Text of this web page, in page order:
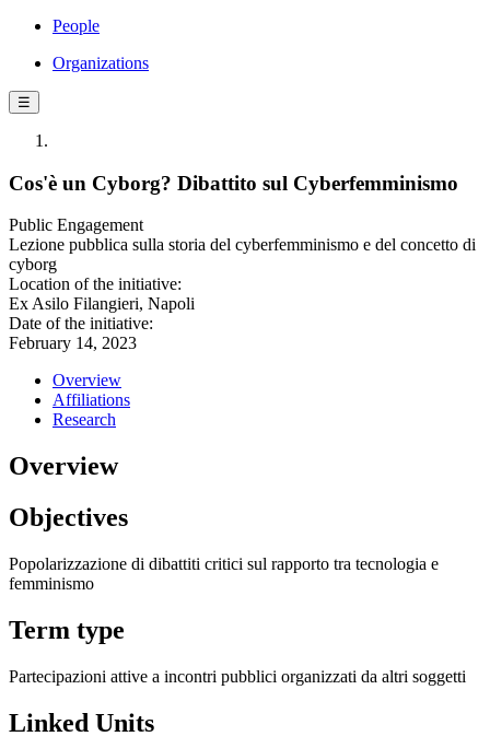
People
Organizations
☰
Cos'è un Cyborg? Dibattito sul Cyberfemminismo
Public Engagement
Lezione pubblica sulla storia del cyberfemminismo e del concetto di
cyborg
Location of the initiative:
Ex Asilo Filangieri, Napoli
Date of the initiative:
February 14, 2023
Overview
Affiliations
Research
Overview
Objectives
Popolarizzazione di dibattiti critici sul rapporto tra tecnologia e
femminismo
Term type
Partecipazioni attive a incontri pubblici organizzati da altri soggetti
Linked Units